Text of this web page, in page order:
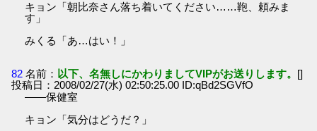
キョン「朝比奈さん落ち着いてください……鞄、頼みま
す」
みくる「あ…はい！」
82 名前： 以下、名無しにかわりましてVIPがお送りします。 []
投稿日：2008/02/27(水) 02:50:25.00 ID:qBd2SGVfO
――保健室
キョン「気分はどうだ？」